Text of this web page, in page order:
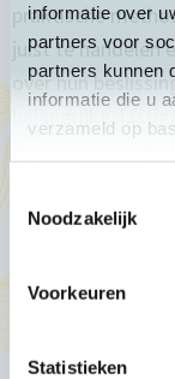
informatie over
partners voor
partners kunnen
informatie die u
verzameld op
Toestemmingsselectie
Noodzakelijk
Voorkeuren
Statistieken
praktische
juist te handelen
over hun
belangrijke,
organisatie het
manier werk je
De dilemma’s
voor het